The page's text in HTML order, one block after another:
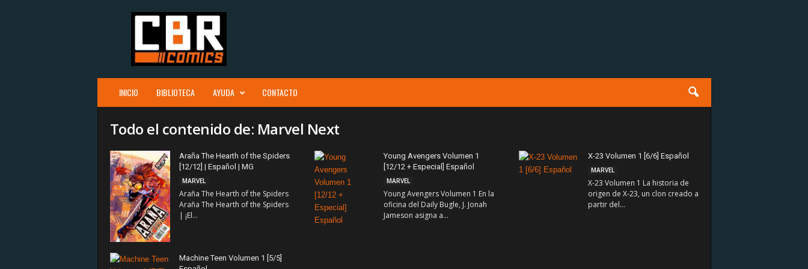
INICIO BIBLIOTECA AYUDA CONTACTO
Todo el contenido de: Marvel Next
Araña The Hearth of the Spiders
[12/12] | Español | MG
MARVEL
Araña The Hearth of the Spiders
Araña The Hearth of the Spiders
| ¡El...
Young Avengers Volumen 1
[12/12 + Especial] Español
MARVEL
Young Avengers Volumen 1 En la
oficina del Daily Bugle, J. Jonah
Jameson asigna a...
X-23 Volumen 1 [6/6] Español
MARVEL
X-23 Volumen 1 La historia de
origen de X-23, un clon creado a
partir del...
Machine Teen Volumen 1 [5/5]